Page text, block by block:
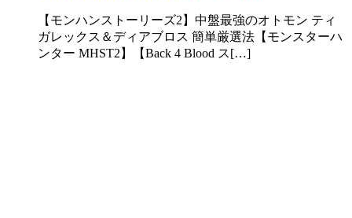
【モンハンストーリーズ2】中盤最強のオトモン ティ
ガレックス＆ディアブロス 簡単厳選法【モンスターハ
ンター MHST2】【Back 4 Blood ス[…]